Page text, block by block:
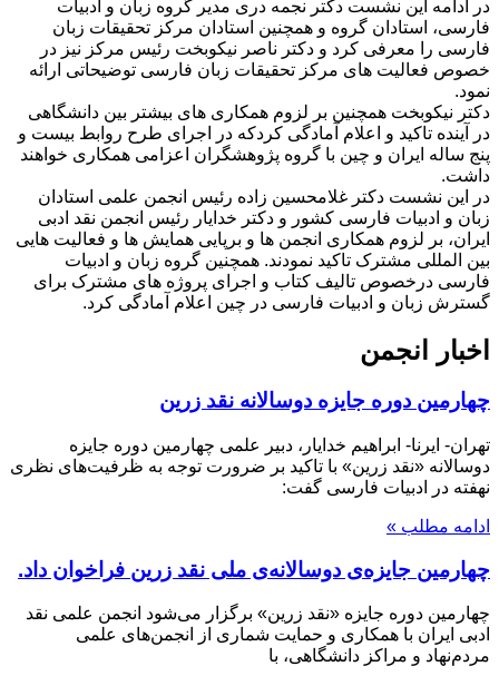
در ادامه این نشست دکتر نجمه دری مدیر گروه زبان و ادبیات
فارسی، استادان گروه و همچنین استادان مرکز تحقیقات زبان
فارسی را معرفی کرد و دکتر ناصر نیکوبخت رئیس مرکز نیز در
خصوص فعالیت های مرکز تحقیقات زبان فارسی توضیحاتی ارائه
نمود.
دکتر نیکوبخت همچنین بر لزوم همکاری های بیشتر بین دانشگاهی
در آینده تاکید و اعلام آمادگی کردکه در اجرای طرح روابط بیست و
پنج ساله ایران و چین با گروه پژوهشگران اعزامی همکاری خواهند
داشت.
در این نشست دکتر غلامحسین زاده رئیس انجمن علمی استادان
زبان و ادبیات فارسی کشور و دکتر خدایار رئیس انجمن نقد ادبی
ایران، بر لزوم همکاری انجمن ها و برپایی همایش ‏ها و فعالیت هایی
بین المللی مشترک تاکید نمودند. همچنین گروه زبان و ادبیات
فارسی درخصوص تالیف کتاب و اجرای پروژه های مشترک برای
گسترش زبان و ادبیات فارسی در چین اعلام آمادگی کرد.
اخبار انجمن
چهارمین دوره جایزه دوسالانه نقد زرین
تهران- ایرنا- ابراهیم خدایار، دبیر علمی چهارمین دوره جایزه
دوسالانه «نقد زرین» با تاکید بر ضرورت توجه به ظرفیت‌های نظری
نهفته در ادبیات فارسی گفت:
ادامه مطلب »
چهارمین جایزه‌ی دوسالانه‌ی ملی نقد زرین فراخوان داد.
چهارمین دوره جایزه «نقد زرین» برگزار می‌شود انجمن علمی نقد
ادبی ایران با همکاری و حمایت شماری از انجمن‏‌های علمی
مردم‌‏نهاد و مراکز دانشگاهی، با